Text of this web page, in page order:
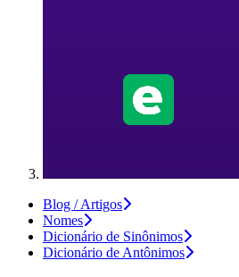
Blog / Artigos
Nomes
Dicionário de Sinônimos
Dicionário de Antônimos